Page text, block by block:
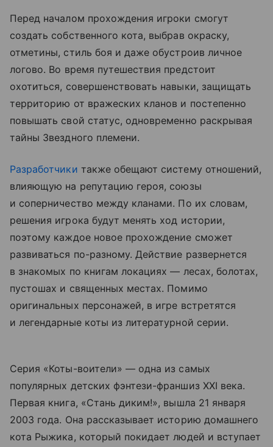
Перед началом прохождения игроки смогут
создать собственного кота, выбрав окраску,
отметины, стиль боя и даже обустроив личное
логово. Во время путешествия предстоит
охотиться, совершенствовать навыки, защищать
территорию от вражеских кланов и постепенно
повышать свой статус, одновременно раскрывая
тайны Звездного племени.
Разработчики также обещают систему отношений,
влияющую на репутацию героя, союзы
и соперничество между кланами. По их словам,
решения игрока будут менять ход истории,
поэтому каждое новое прохождение сможет
развиваться по-разному. Действие развернется
в знакомых по книгам локациях — лесах, болотах,
пустошах и священных местах. Помимо
оригинальных персонажей, в игре встретятся
и легендарные коты из литературной серии.
Серия «Коты-воители» — одна из самых
популярных детских фэнтези-франшиз XXI века.
Первая книга, «Стань диким!», вышла 21 января
2003 года. Она рассказывает историю домашнего
кота Рыжика, который покидает людей и вступает